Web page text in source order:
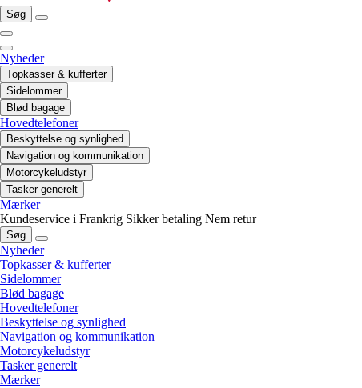
Søg
Nyheder
Topkasser & kufferter
Sidelommer
Blød bagage
Hovedtelefoner
Beskyttelse og synlighed
Navigation og kommunikation
Motorcykeludstyr
Tasker generelt
Mærker
Kundeservice i Frankrig Sikker betaling Nem retur
Søg
Nyheder
Topkasser & kufferter
Sidelommer
Blød bagage
Hovedtelefoner
Beskyttelse og synlighed
Navigation og kommunikation
Motorcykeludstyr
Tasker generelt
Mærker